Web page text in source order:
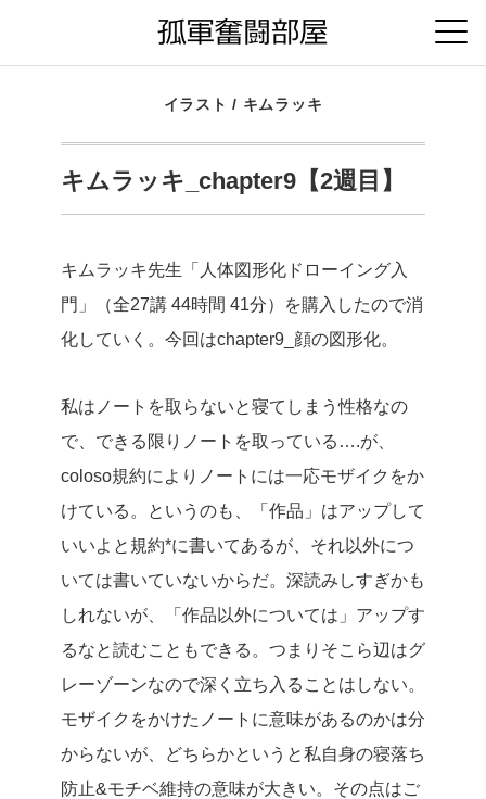
イラスト / キムラッキ
キムラッキ_chapter9【2週目】
キムラッキ先生「人体図形化ドローイング入
門」（全27講 44時間 41分）を購入したので消
化していく。今回はchapter9_顔の図形化。
私はノートを取らないと寝てしまう性格なの
で、できる限りノートを取っている….が、
coloso規約によりノートには一応モザイクをか
けている。というのも、「作品」はアップして
いいよと規約*に書いてあるが、それ以外につ
いては書いていないからだ。深読みしすぎかも
しれないが、「作品以外については」アップす
るなと読むこともできる。つまりそこら辺はグ
レーゾーンなので深く立ち入ることはしない。
モザイクをかけたノートに意味があるのかは分
からないが、どちらかというと私自身の寝落ち
防止&モチベ維持の意味が大きい。その点はご